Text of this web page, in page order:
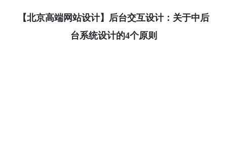
【北京高端网站设计】后台交互设计：关于中后
台系统设计的4个原则